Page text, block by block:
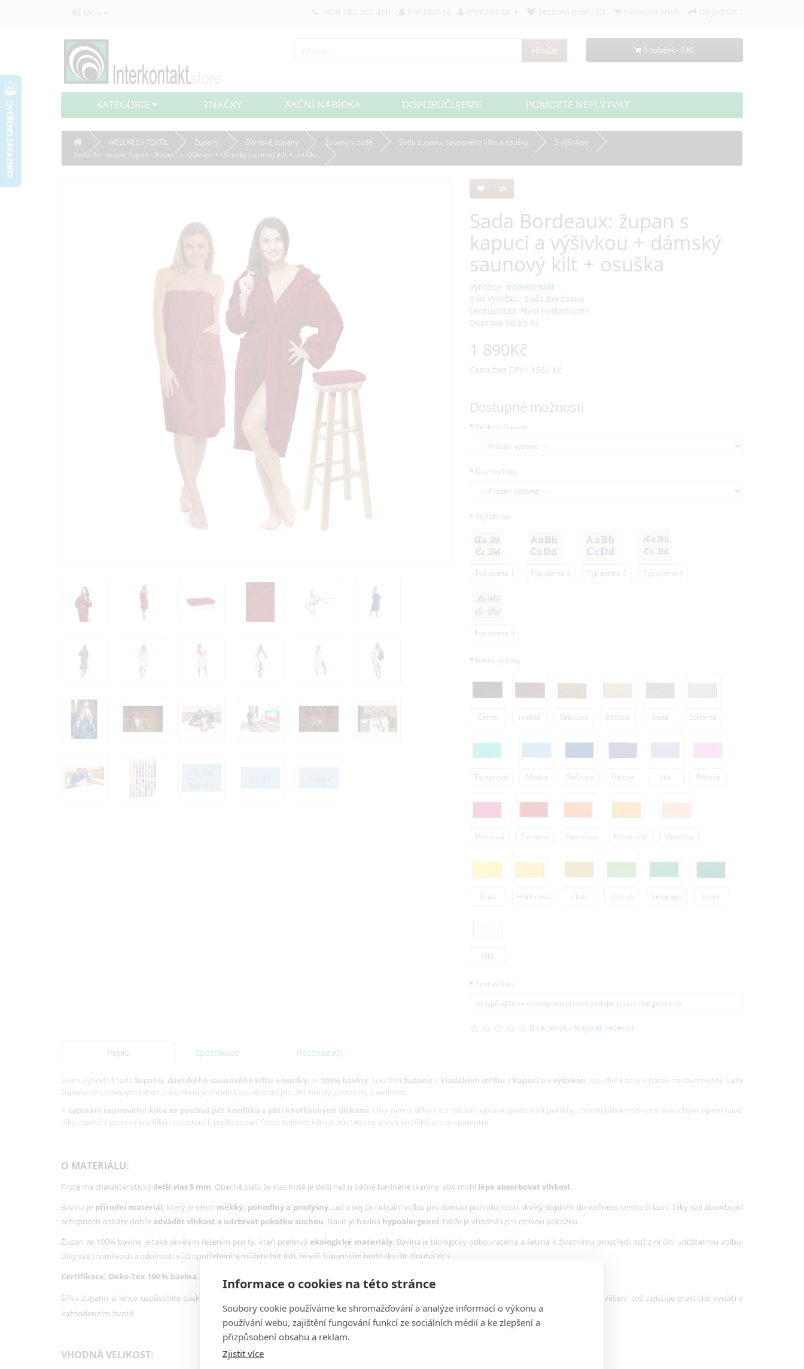
Informace o cookies na této stránce
Soubory cookie používáme ke shromažďování a analýze informací o výkonu a
používání webu, zajištění fungování funkcí ze sociálních médií a ke zlepšení a
přizpůsobení obsahu a reklam.
Zjistit více
Kč Měna +420 582 360 460 Přihlásit se Přihlásit se Seznam přání (0) Objednat
Hledat 0 položek - 0 Kč
KATEGORIE ZNAČKY AKČNÍ NABÍDKA DOPORUČUJEME POMOZTE NEPLÝTVAT
WELLNESS TEXTIL Župany Dámské župany Župany v sadě Sada županu, saunového kiltu a osušky
S výšivkou
Sada Bordeaux: župan s kapucí a výšivkou + dámský saunový kilt + osuška
Sada Bordeaux: župan s
kapucí a výšivkou + dámský
saunový kilt + osuška
Výrobce: Interkontakt
Kód výrobku: Sada Bordeaux
Dostupnost: Nyní nedostupné
Doprava od 59 Kč
1 890Kč
Cena bez DPH: 1562 Kč
Dostupné možnosti
Velikost županu
Druh výšivky
Styl písma
Typ písma 1 Typ písma 2 Typ písma 3 Typ písma 4
Typ písma 5
Barva výšivky
Černá Hnědá Oříšková Béžová Šedá Stříbrná
Tyrkysová Modrá Safírová Fialová Lila Růžová
Malinová Červená Oranžová Pomeranč Meruňka
Žlutá Hořčicová Zlatá Zelená Smaragd Lesní
Bílá
Text výšivky
0 recenzí / Napsat recenzi
Popis Specifikace Recenze (0)
Velmi výhodná sada županu, dámského saunového kiltu a osušky, ze 100% bavlny. Součástí županu v klasickém střihu s kapucí a s výšivkou jsou dvě kapsy a pásek na zavazování. Sada
županu se saunovým kiltem a osuškou je vhodná pro domácí použití, hotely, penziony a wellness.
K zapínání saunového kiltu se používá pět knoflíků s pěti knoflíkovými dírkami. Díky nim si šířku kiltu můžete upravit podle Vaší potřeby. Oproti předchozí verzi se suchým zipem navíc
díky zapínání pomocí knoflíků nedochází k poškozování froté. Velikost kiltu je 80x140 cm. Barva knoflíků je transparentní.
O MATERIÁLU:
Froté má charakteristický delší vlas 5 mm. Obecně platí, že vlas froté je delší než u běžné bavlněné tkaniny, aby mohl lépe absorbovat vlhkost.
Bavlna je přírodní materiál, který je velmi měkký, pohodlný a prodyšný, což z něj činí ideální volbu pro domácí pohodu nebo skvělý doplněk do wellness centra či lázní. Díky své absorbující
schopnosti dokáže dobře odvádět vlhkost a udržovat pokožku suchou. Navíc je bavlna hypoalergenní, takže je vhodná i pro citlivou pokožku.
Župan ze 100% bavlny je také skvělým řešením pro ty, kteří preferují ekologické materiály. Bavlna je biologicky odbouratelná a šetrná k životnímu prostředí, což z ní činí udržitelnou volbu.
Díky své trvanlivosti a odolnosti vůči opotřebení si můžete být jisti, že váš župan vám bude sloužit dlouhá léta.
Certifikace: Oeko-Tex 100 % bavlna.
Šířku županu si lehce uzpůsobíte páskem, který zajistí dokonalé padnutí a pohodlné nošení. Župan dále disponuje dvěma kapsami a poutkem pro zavěšení, což zajišťuje praktické využití v
každodenním životě.
VHODNÁ VELIKOST: